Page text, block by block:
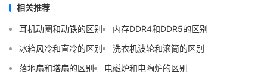
相关推荐
耳机动圈和动铁的区别
内存DDR4和DDR5的区别
冰箱风冷和直冷的区别
洗衣机波轮和滚筒的区别
落地扇和塔扇的区别
电磁炉和电陶炉的区别